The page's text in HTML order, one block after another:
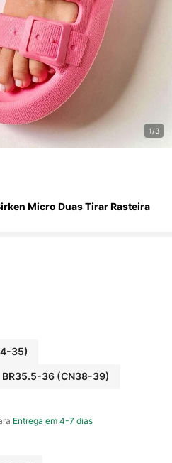
1/3
Micro Duas Tirar Rasteira
35)
BR35.5-36 (CN38-39)
Entrega em 4-7 dias